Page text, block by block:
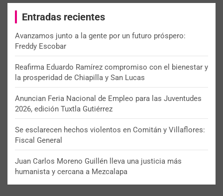
c
Entradas recientes
Avanzamos junto a la gente por un futuro próspero:
Freddy Escobar
Reafirma Eduardo Ramírez compromiso con el bienestar y
la prosperidad de Chiapilla y San Lucas
Anuncian Feria Nacional de Empleo para las Juventudes
2026, edición Tuxtla Gutiérrez
Se esclarecen hechos violentos en Comitán y Villaflores:
Fiscal General
Juan Carlos Moreno Guillén lleva una justicia más
humanista y cercana a Mezcalapa